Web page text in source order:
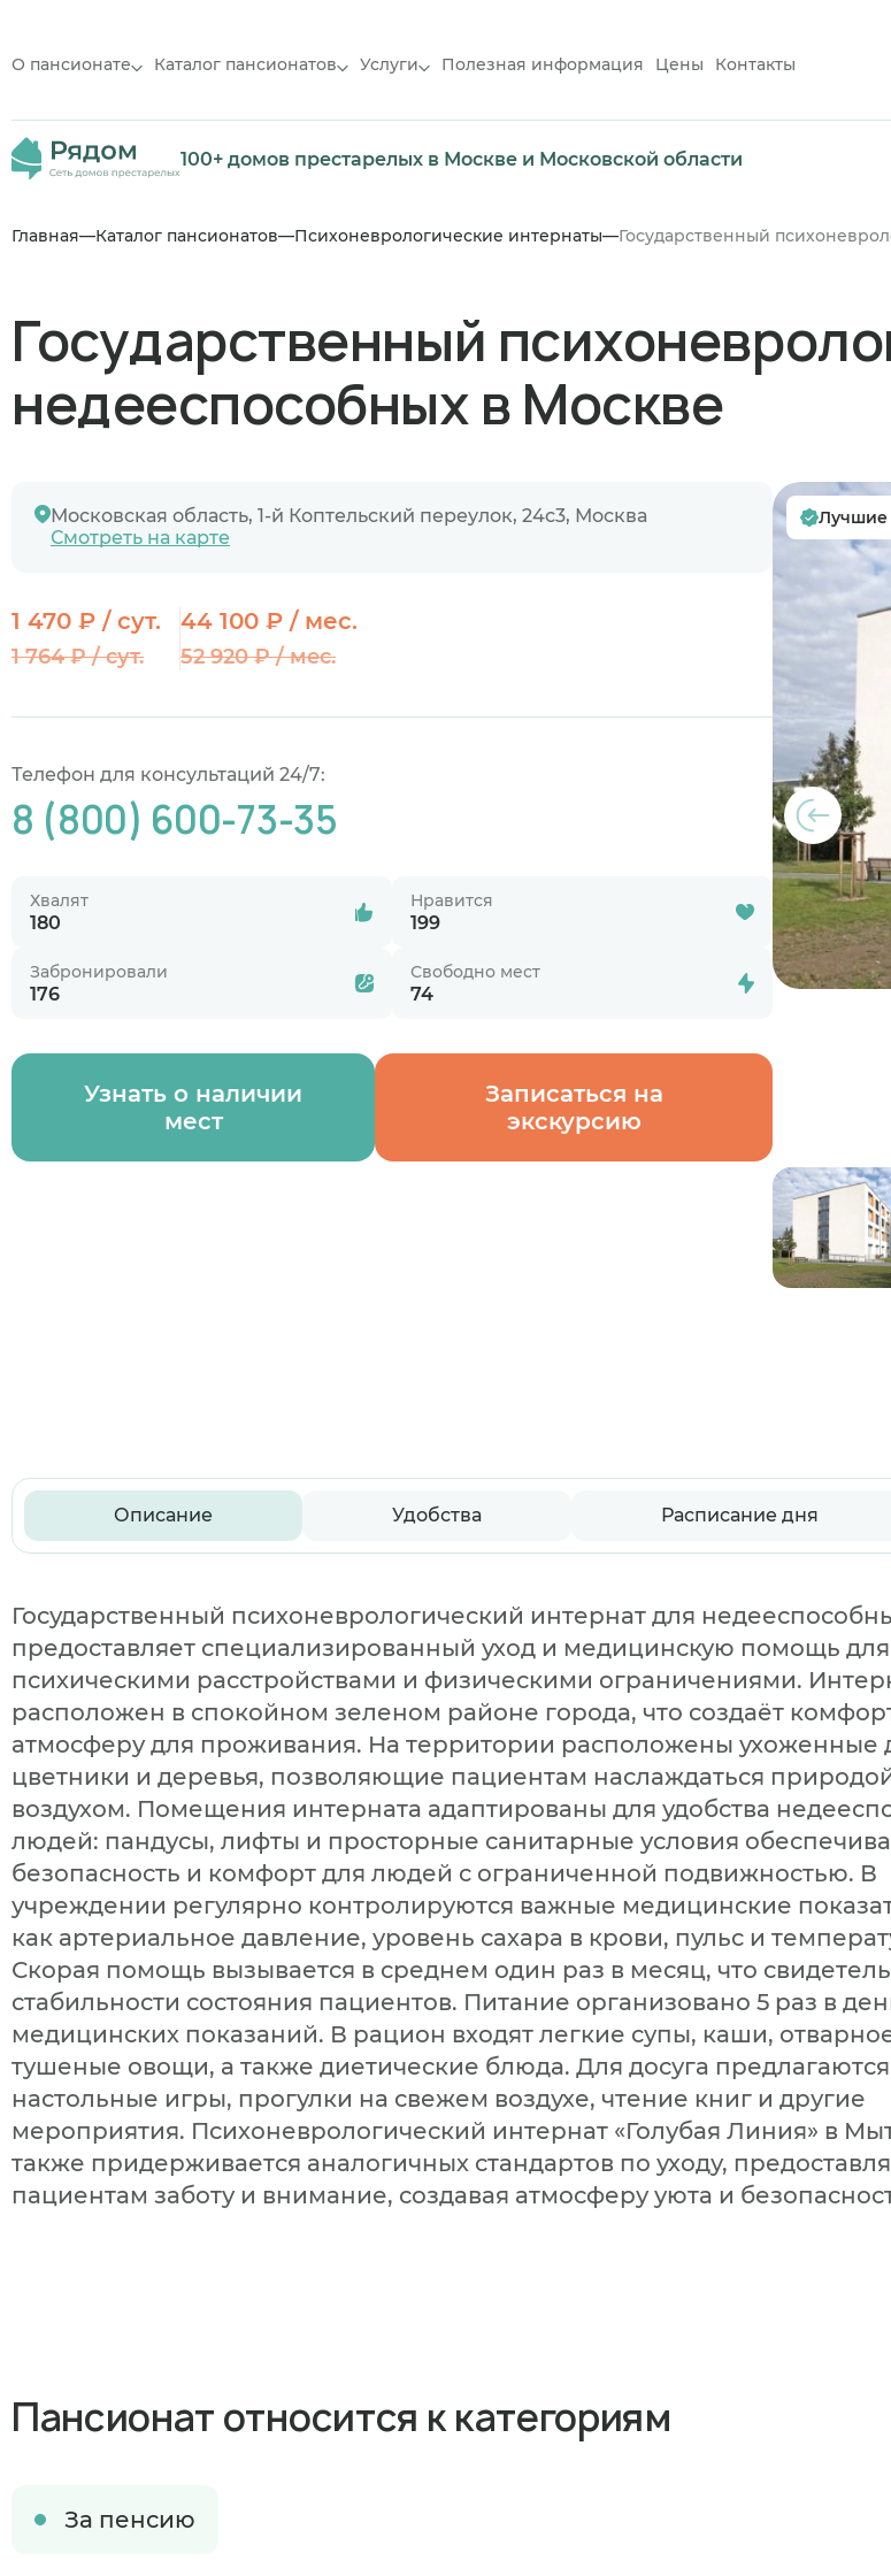
О пансионате Каталог пансионатов Услуги Полезная информация Цены Контакты
100+ домов престарелых в Москве и Московской области
Главная Каталог пансионатов Психоневрологические интернаты Государственный
Государственный
недееспособных в Москве
Московская область, 1-й Коптельский переулок, 24с3, Москва
Смотреть на карте
1 470 ₽ / сут.
1 764 ₽ / сут.
44 100 ₽ / мес.
52 920 ₽ / мес.
Телефон для консультаций 24/7:
8 (800) 600-73-35
Хвалят
180
Нравится
199
Забронировали
176
Свободно мест
74
Узнать о наличии
мест
Записаться на
экскурсию
Лучшие
Описание Удобства Расписание дня
Государственный психоневрологический интернат для
предоставляет специализированный уход и медицинскую помощь
психическими расстройствами и физическими ограничениями.
расположен в спокойном зеленом районе города, что создаёт
атмосферу для проживания. На территории расположены ухоженные
цветники и деревья, позволяющие пациентам наслаждаться
воздухом. Помещения интерната адаптированы для удобства
людей: пандусы, лифты и просторные санитарные условия
безопасность и комфорт для людей с ограниченной подвижностью. В
учреждении регулярно контролируются важные медицинские
как артериальное давление, уровень сахара в крови, пульс и
Скорая помощь вызывается в среднем один раз в месяц, что
стабильности состояния пациентов. Питание организовано 5 раз в
медицинских показаний. В рацион входят легкие супы, каши,
тушеные овощи, а также диетические блюда. Для досуга предлагаются
настольные игры, прогулки на свежем воздухе, чтение книг и другие
мероприятия. Психоневрологический интернат «Голубая Линия» в
также придерживается аналогичных стандартов по уходу,
пациентам заботу и внимание, создавая атмосферу уюта и
Пансионат относится к категориям
За пенсию